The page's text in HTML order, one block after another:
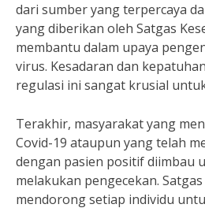
dari sumber yang terpercaya
yang diberikan oleh Satgas
membantu dalam upaya
virus. Kesadaran dan
regulasi ini sangat krusial
Terakhir, masyarakat yang
Covid-19 ataupun yang telah
dengan pasien positif diimbau
melakukan pengecekan.
mendorong setiap individu